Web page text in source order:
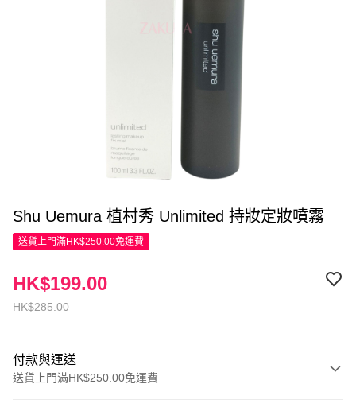
Shu Uemura 植村秀 Unlimited 持妝定妝噴霧
送貨上門滿HK$250.00免運費
HK$285.00
HK$199.00
付款與運送
送貨上門滿HK$250.00免運費